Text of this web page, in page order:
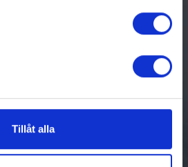
Tillåt alla
FÖR FÖRETAG